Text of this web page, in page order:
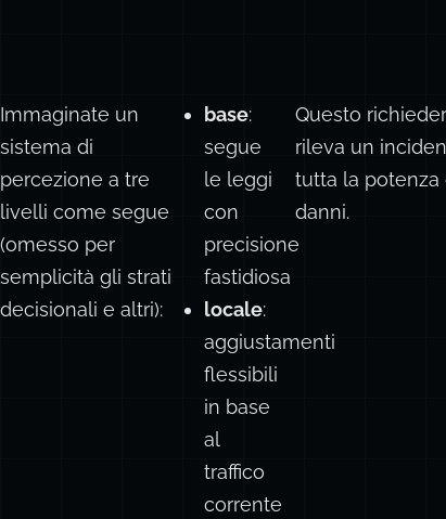
Immaginate un
sistema di
percezione a tre
livelli come segue
(omesso per
semplicità gli strati
decisionali e altri):
base:
segue
le leggi
con
precisione
fastidiosa
locale:
aggiustamenti
flessibili
in base
al
traffico
corrente
Questo
rileva un
tutta la potenza
danni.